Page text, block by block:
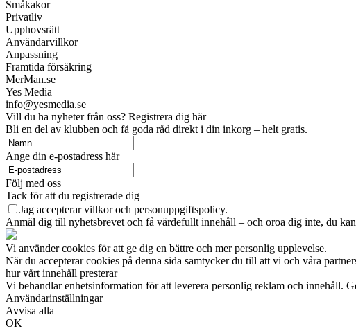
Småkakor
Privatliv
Upphovsrätt
Användarvillkor
Anpassning
Framtida försäkring
MerMan.se
Yes Media
info@yesmedia.se
Vill du ha nyheter från oss? Registrera dig här
Bli en del av klubben och få goda råd direkt i din inkorg – helt gratis.
Ange din e-postadress här
Följ med oss
Tack för att du registrerade dig
Jag accepterar villkor och personuppgiftspolicy.
Anmäl dig till nyhetsbrevet och få värdefullt innehåll – och oroa dig inte, du
Vi använder cookies för att ge dig en bättre och mer personlig upplevelse.
När du accepterar cookies på denna sida samtycker du till att vi och våra
hur vårt innehåll presterar
Vi behandlar enhetsinformation för att leverera personlig reklam och innehåll.
Användarinställningar
Avvisa alla
OK